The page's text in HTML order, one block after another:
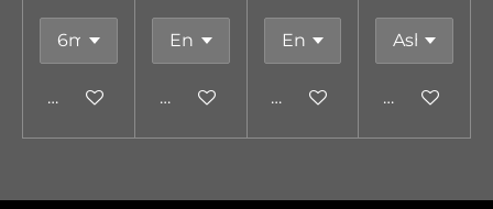
In winkelwagenIn winkelwagenIn winkelwagen
In